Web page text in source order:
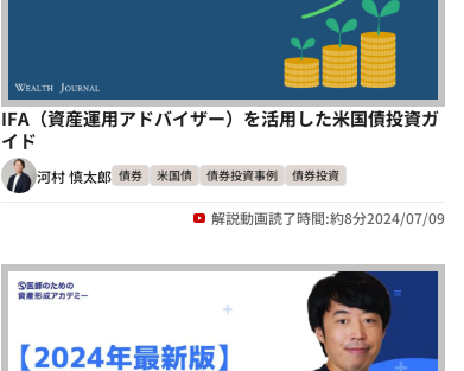
IFA（資産運用アドバイザー）を活用した米国債投資ガ
イド
河村 慎太郎 債券 米国債 債券投資事例 債券投資
解説動画読了時間:約8分2024/07/09